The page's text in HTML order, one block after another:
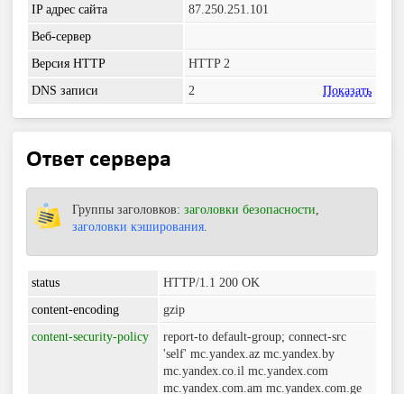
IP адрес сайта
87.250.251.101
Веб-сервер
Версия HTTP
HTTP 2
DNS записи
2 Показать
Ответ сервера
Группы заголовков:заголовки безопасности
заголовки кэширования
status
HTTP/1.1 200 OK
content-encoding
gzip
content-security-policy
report-to default-group; connect-src
'self' mc.yandex.az mc.yandex.by
mc.yandex.co.il mc.yandex.com
mc.yandex.com.am mc.yandex.com.ge